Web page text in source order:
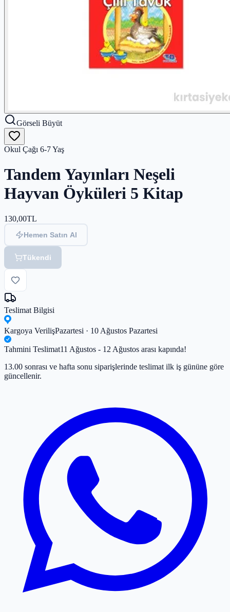
Görseli Büyüt
Okul Çağı 6-7 Yaş
Tandem Yayınları Neşeli
Hayvan Öyküleri 5 Kitap
130,00TL
Hemen Satın Al
Tükendi
Teslimat Bilgisi
Kargoya VerilişPazartesi · 10 Ağustos Pazartesi
Tahmini Teslimat11 Ağustos - 12 Ağustos arası kapında!
13.00 sonrası ve hafta sonu siparişlerinde teslimat ilk iş gününe göre
güncellenir.